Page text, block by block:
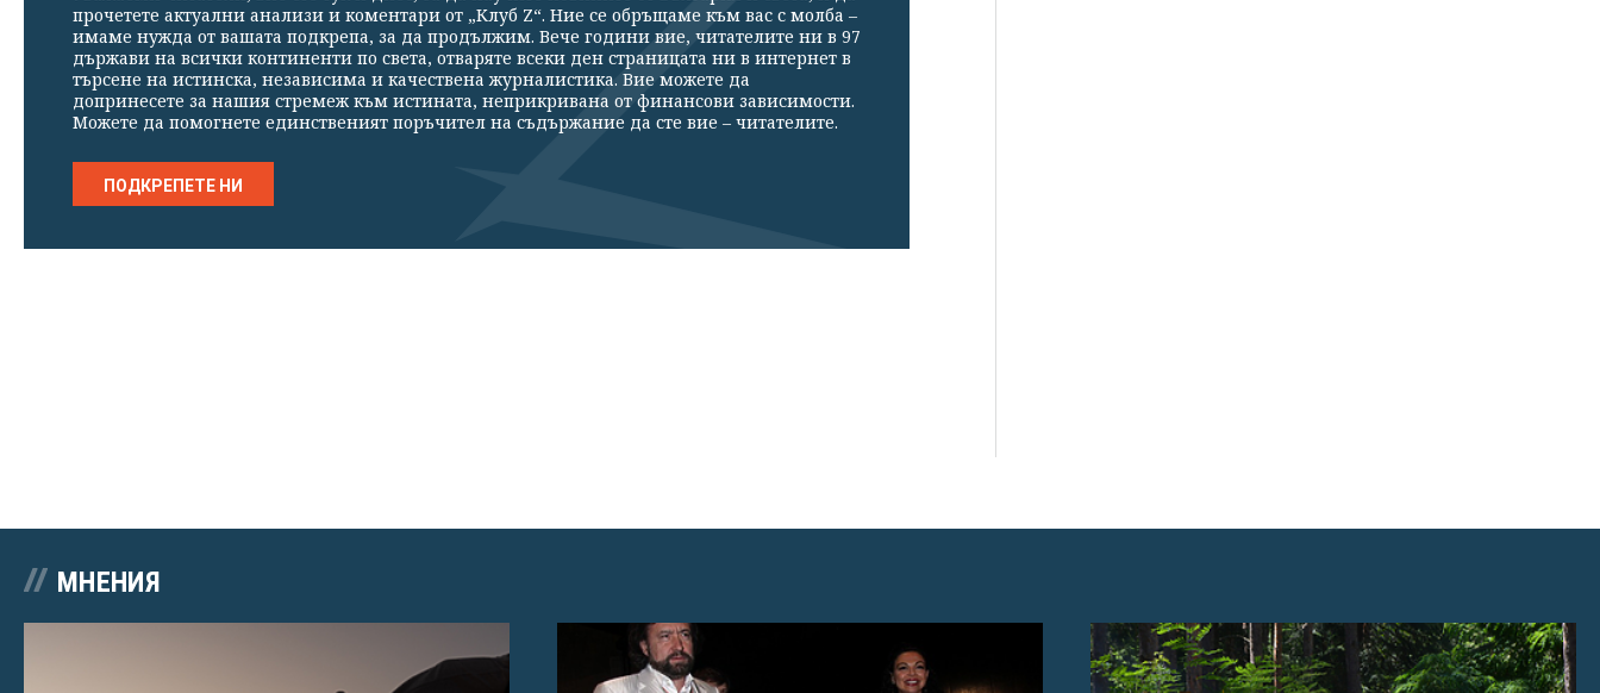
прочетете актуални анализи и коментари от „Клуб Z“. Ние се обръщаме към вас с молба –
имаме нужда от вашата подкрепа, за да продължим. Вече години вие, читателите ни в 97
държави на всички континенти по света, отваряте всеки ден страницата ни в интернет в
търсене на истинска, независима и качествена журналистика. Вие можете да
допринесете за нашия стремеж към истината, неприкривана от финансови зависимости.
Можете да помогнете единственият поръчител на съдържание да сте вие – читателите.
ПОДКРЕПЕТЕ НИ
МНЕНИЯ